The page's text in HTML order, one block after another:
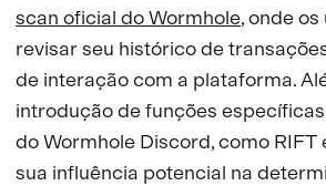
scan oficial do Wormhole, onde
revisar seu histórico de
de interação com a plataforma.
introdução de funções
do Wormhole Discord, como RIFT
sua influência potencial na